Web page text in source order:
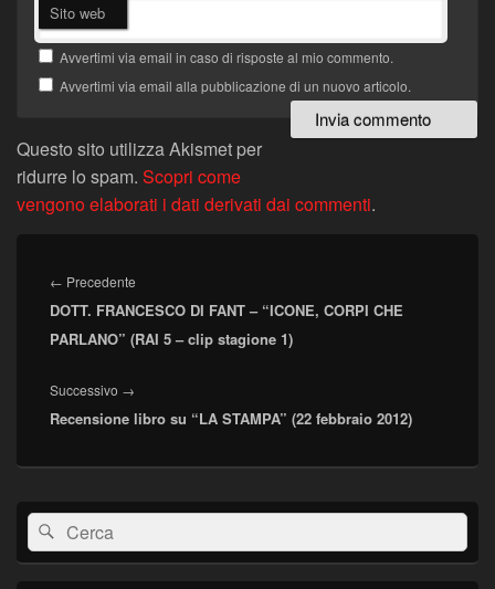
Sito web
Avvertimi via email in caso di risposte al mio commento.
Avvertimi via email alla pubblicazione di un nuovo articolo.
Questo sito utilizza Akismet per
ridurre lo spam. Scopri come
vengono elaborati i dati derivati dai commenti.
articoli
← Precedente
precedente:
DOTT. FRANCESCO DI FANT – “ICONE, CORPI CHE
PARLANO” (RAI 5 – clip stagione 1)
Successivo →
successivo:
Recensione libro su “LA STAMPA” (22 febbraio 2012)
Area
widget
barra
laterale
Cerca: Cerca